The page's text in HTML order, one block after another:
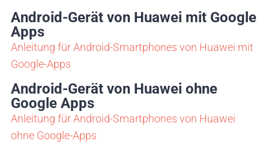
Android-Gerät von Huawei mit Google
Apps
Anleitung für Android-Smartphones von Huawei mit
Google-Apps
Android-Gerät von Huawei ohne
Google Apps
Anleitung für Android-Smartphones von Huawei
ohne Google-Apps